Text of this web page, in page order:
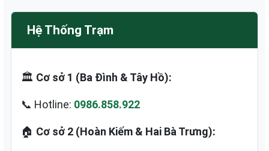
Hệ Thống Trạm
🏛️ Cơ sở 1 (Ba Đình & Tây Hồ):
📞 Hotline: 0986.858.922
🏠 Cơ sở 2 (Hoàn Kiếm & Hai Bà Trưng):